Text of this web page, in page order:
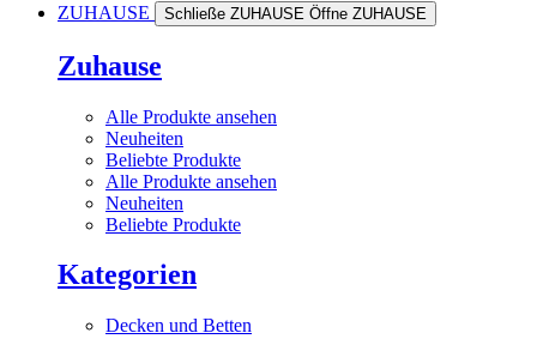
ZUHAUSE Schließe ZUHAUSE Öffne ZUHAUSE
Zuhause
Alle Produkte ansehen
Neuheiten
Beliebte Produkte
Alle Produkte ansehen
Neuheiten
Beliebte Produkte
Kategorien
Decken und Betten